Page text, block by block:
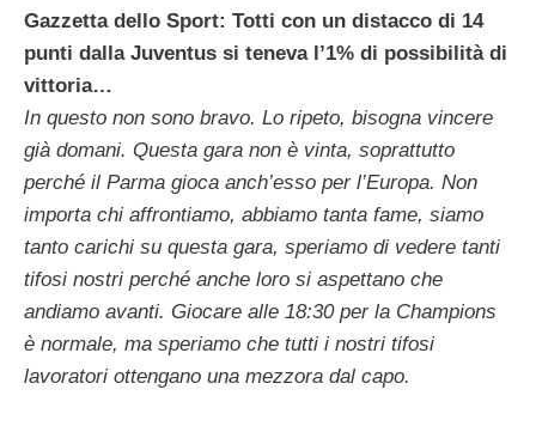
Gazzetta dello Sport: Totti con un distacco di 14
punti dalla Juventus si teneva l’1% di possibilità di
vittoria…
In questo non sono bravo. Lo ripeto, bisogna vincere
già domani. Questa gara non è vinta, soprattutto
perché il Parma gioca anch’esso per l’Europa. Non
importa chi affrontiamo, abbiamo tanta fame, siamo
tanto carichi su questa gara, speriamo di vedere tanti
tifosi nostri perché anche loro si aspettano che
andiamo avanti. Giocare alle 18:30 per la Champions
è normale, ma speriamo che tutti i nostri tifosi
lavoratori ottengano una mezzora dal capo.